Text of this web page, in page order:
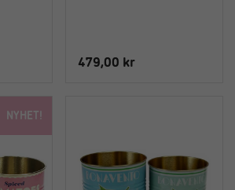
479,00 kr
NYHET!